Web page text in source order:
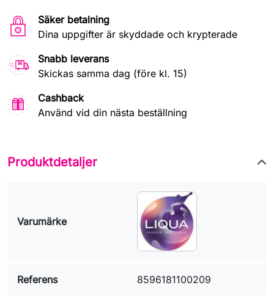
Säker betalning
Dina uppgifter är skyddade och krypterade
Snabb leverans
Skickas samma dag (före kl. 15)
Cashback
Använd vid din nästa beställning
Produktdetaljer
Varumärke
Referens 8596181100209